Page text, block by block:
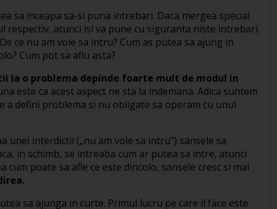
sa inceapa sa-si puna intrebari. Daca mergea special
respectiv, atunci isi va pune cu siguranta niste intrebari.
ce nu am voie sa intru? Cum as putea sa ajung in
Cum pot sa aflu asta?
la o problema depinde foarte mult de modul in
este ca acest aspect ne sta la indemana. Adica suntem
a defini problema si nu obligate sa operam cu unul
unei interdictii („nu am voie sa intru”) sansele sa
in schimb, se intreaba cum ar putea sa intre, atunci
cum poate sa afle ce este dincolo, sansele cresc si mai
sa ajunga in curte. Primul lucru pe care il face este